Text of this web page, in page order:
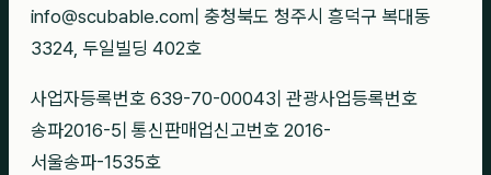
info@scubable.com 충청북도 청주시 흥덕구 복대동
3324, 두일빌딩 402호
사업자등록번호 639-70-00043 관광사업등록번호
송파2016-5 통신판매업신고번호 2016-
서울송파-1535호